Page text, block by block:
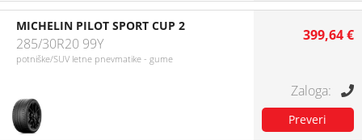
MICHELIN PILOT SPORT CUP 2
285/30R20 99Y
potniške/SUV letne pnevmatike - gume
399,64 €